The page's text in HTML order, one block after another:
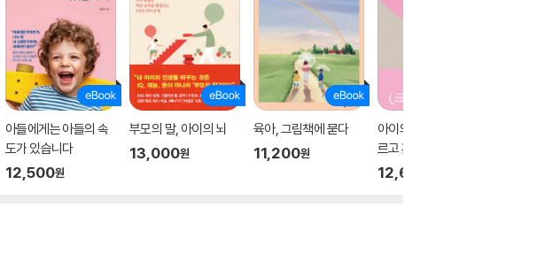
아들에게는 아들의 속
도가 있습니다
12,500원
부모의 말, 아이의 뇌
13,000원
육아, 그림책에 묻다
11,200원
아이의 진짜 마음도 모
르고 혼내고 말았다
12,600